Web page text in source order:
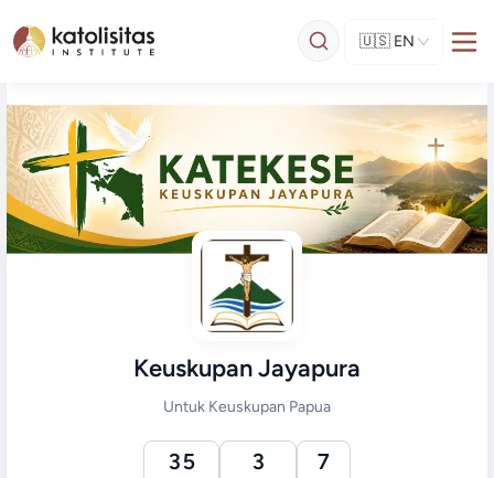
🇺🇸 EN
Keuskupan Jayapura
Untuk Keuskupan Papua
35 3 7